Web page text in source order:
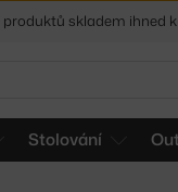
Stolování
produktů skladem ihned